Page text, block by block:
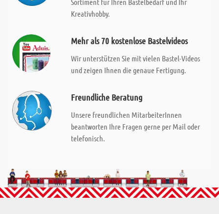
Kreativhobby.
Mehr als 70 kostenlose Bastelvideos
Wir unterstützen Sie mit vielen Bastel-Videos
und zeigen Ihnen die genaue Fertigung.
Freundliche Beratung
Unsere freundlichen MitarbeiterInnen
beantworten Ihre Fragen gerne per Mail oder
telefonisch.